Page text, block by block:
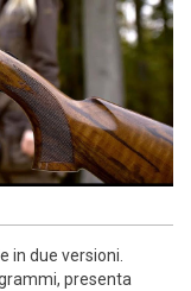
in due versioni.
presenta